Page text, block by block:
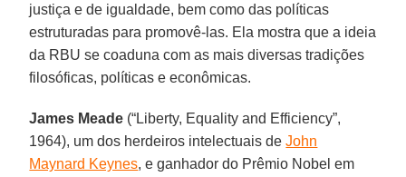
justiça e de igualdade, bem como das políticas
estruturadas para promovê-las. Ela mostra que a ideia
da RBU se coaduna com as mais diversas tradições
filosóficas, políticas e econômicas.
James Meade (“Liberty, Equality and Efficiency”,
1964), um dos herdeiros intelectuais deJohn
Maynard Keynes, e ganhador do Prêmio Nobel em